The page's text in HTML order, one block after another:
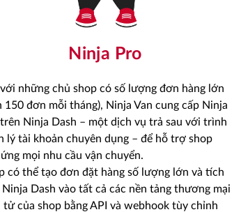
Ninja Pro
những chủ shop có số lượng đơn hàng lớn
150 đơn mỗi tháng), Ninja Van cung cấp Ninja
trên Ninja Dash – một dịch vụ trả sau với trình
lý tài khoản chuyên dụng – để hỗ trợ shop
mọi nhu cầu vận chuyển.
có thể tạo đơn đặt hàng số lượng lớn và tích
Ninja Dash vào tất cả các nền tảng thương mại
tử của shop bằng API và webhook tùy chỉnh